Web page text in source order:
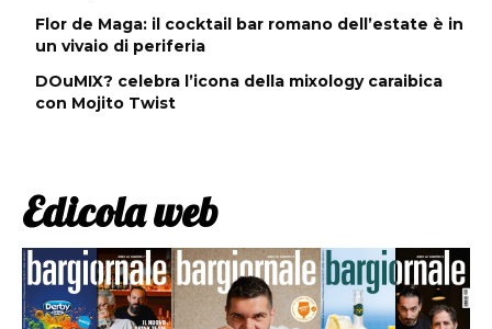
Flor de Maga: il cocktail bar romano dell’estate è in
un vivaio di periferia
DOuMIX? celebra l’icona della mixology caraibica
con Mojito Twist
Edicola web